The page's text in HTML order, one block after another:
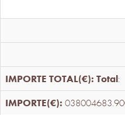
Total: